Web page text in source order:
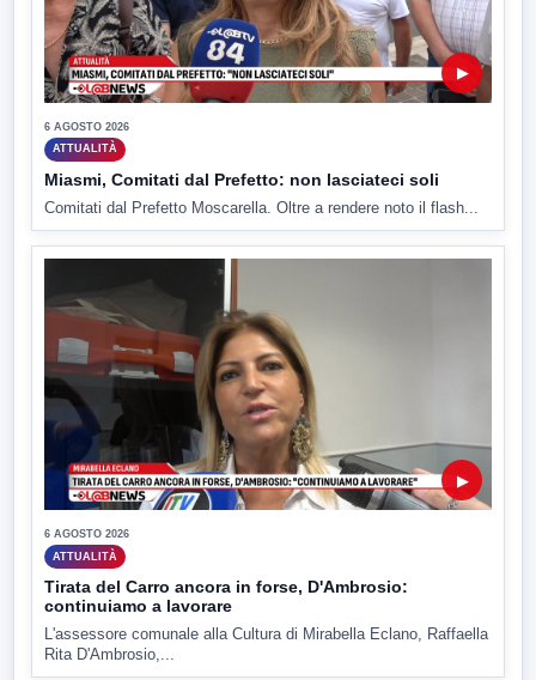
▶
6 AGOSTO 2026
ATTUALITÀ
Miasmi, Comitati dal Prefetto: non lasciateci soli
Comitati dal Prefetto Moscarella. Oltre a rendere noto il flash...
▶
6 AGOSTO 2026
ATTUALITÀ
Tirata del Carro ancora in forse, D'Ambrosio:
continuiamo a lavorare
L'assessore comunale alla Cultura di Mirabella Eclano, Raffaella
Rita D'Ambrosio,...